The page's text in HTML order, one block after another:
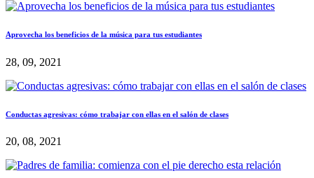
Aprovecha los beneficios de la música para tus estudiantes
28, 09, 2021
Conductas agresivas: cómo trabajar con ellas en el salón de clases
20, 08, 2021